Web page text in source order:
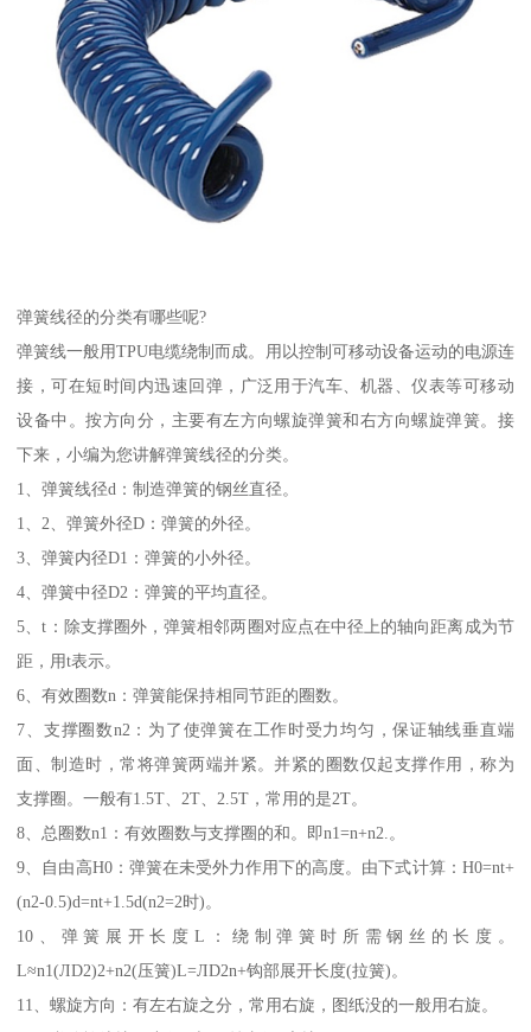
弹簧线径的分类有哪些呢?
弹簧线一般用TPU电缆绕制而成。用以控制可移动设备运动的电源连
接，可在短时间内迅速回弹，广泛用于汽车、机器、仪表等可移动
设备中。按方向分，主要有左方向螺旋弹簧和右方向螺旋弹簧。接
下来，小编为您讲解弹簧线径的分类。
1、弹簧线径d：制造弹簧的钢丝直径。
1、2、弹簧外径D：弹簧的外径。
3、弹簧内径D1：弹簧的小外径。
4、弹簧中径D2：弹簧的平均直径。
5、t：除支撑圈外，弹簧相邻两圈对应点在中径上的轴向距离成为节
距，用t表示。
6、有效圈数n：弹簧能保持相同节距的圈数。
7、支撑圈数n2：为了使弹簧在工作时受力均匀，保证轴线垂直端
面、制造时，常将弹簧两端并紧。并紧的圈数仅起支撑作用，称为
支撑圈。一般有1.5T、2T、2.5T，常用的是2T。
8、总圈数n1：有效圈数与支撑圈的和。即n1=n+n2.。
9、自由高H0：弹簧在未受外力作用下的高度。由下式计算：H0=nt+
(n2-0.5)d=nt+1.5d(n2=2时)。
10、弹簧展开长度L：绕制弹簧时所需钢丝的长度。
L≈n1(ЛD2)2+n2(压簧)L=ЛD2n+钩部展开长度(拉簧)。
11、螺旋方向：有左右旋之分，常用右旋，图纸没的一般用右旋。